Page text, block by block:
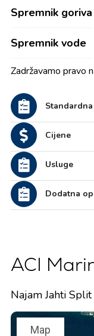
Spremnik goriva
Spremnik vode
Zadržavamo pravo
Cijene
Usluge
Dodatna
ACI
Najam Jahti Split
Map